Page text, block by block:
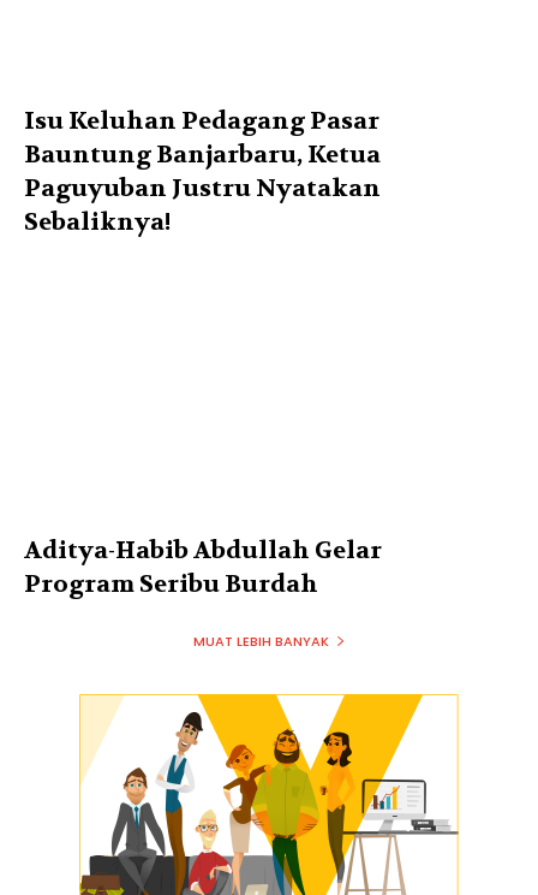
Isu Keluhan Pedagang Pasar
Bauntung Banjarbaru, Ketua
Paguyuban Justru Nyatakan
Sebaliknya!
Aditya-Habib Abdullah Gelar
Program Seribu Burdah
MUAT LEBIH BANYAK